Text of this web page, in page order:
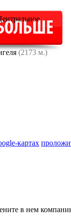
(2173 м.)
картах
в нем